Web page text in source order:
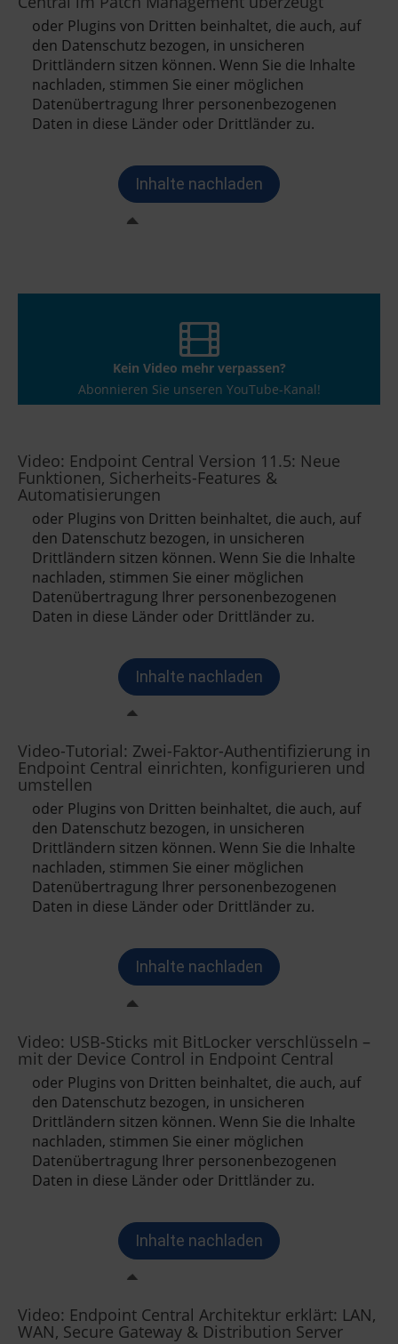
Kein Video mehr verpassen?
Abonnieren Sie unseren YouTube-Kanal!
Video: Endpoint Central Version 11.5: Neue
Funktionen, Sicherheits-Features &
Automatisierungen
Video-Tutorial: Zwei-Faktor-Authentifizierung in
Endpoint Central einrichten, konfigurieren und
umstellen
Video: USB-Sticks mit BitLocker verschlüsseln –
mit der Device Control in Endpoint Central
Video: Endpoint Central Architektur erklärt: LAN,
WAN, Secure Gateway & Distribution Server